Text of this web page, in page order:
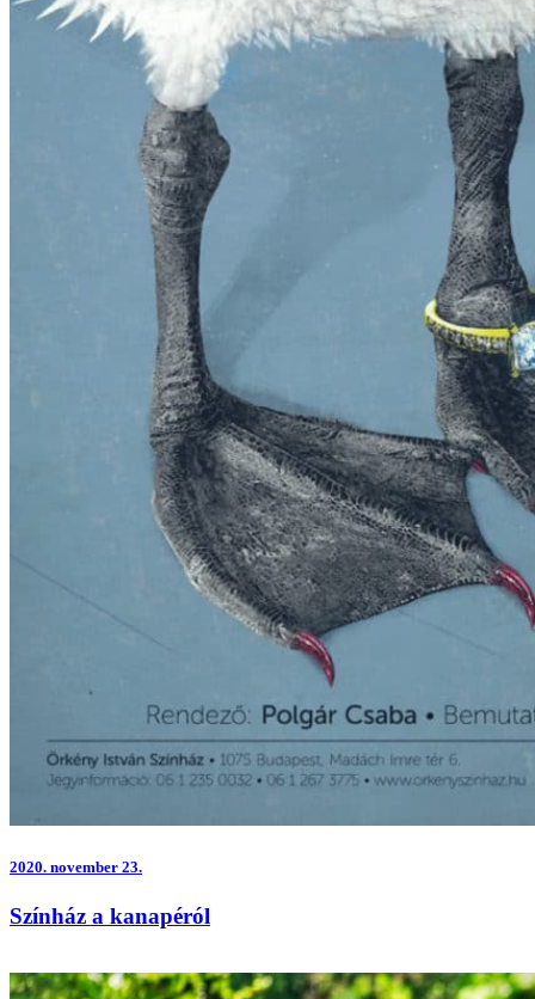
2020. november 23.
Színház a kanapéról